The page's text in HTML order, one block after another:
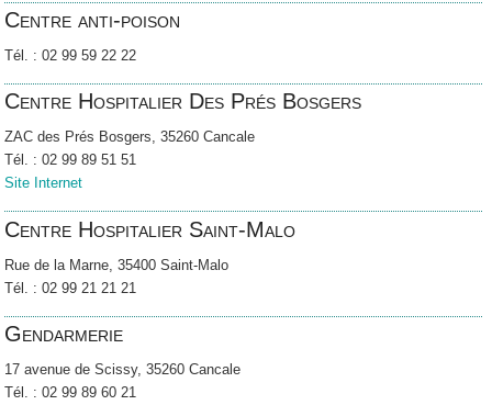
Centre anti-poison
Tél. : 02 99 59 22 22
Centre Hospitalier Des Prés Bosgers
ZAC des Prés Bosgers, 35260 Cancale
Tél. : 02 99 89 51 51
Site Internet
Centre Hospitalier Saint-Malo
Rue de la Marne, 35400 Saint-Malo
Tél. : 02 99 21 21 21
Gendarmerie
17 avenue de Scissy, 35260 Cancale
Tél. : 02 99 89 60 21